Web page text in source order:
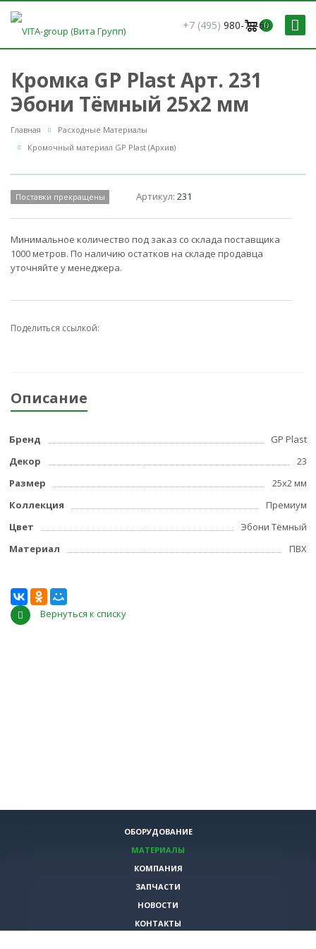
0
+7 (495) 980-79-60
Кромка GP Plast Арт. 231
Эбони Тёмный 25x2 мм
Главная
Расходные Материалы
Кромочный материал GP Plast (Архив)
Поставки прекращены Артикул:231
Минимальное количество под заказ со склада поставщика
1000 метров. По наличию остатков на складе продавца
уточняйте у менеджера.
Поделиться ссылкой:
Описание
Бренд
GP Plast
Декор
23
Размер
25x2 мм
Коллекция
Премиум
Цвет
Эбони Тёмный
Материал
ПВХ
Вернуться к списку
ОБОРУДОВАНИЕ
МАТЕРИАЛЫ
КОМПАНИЯ
ЗАПЧАСТИ
НОВОСТИ
КОНТАКТЫ